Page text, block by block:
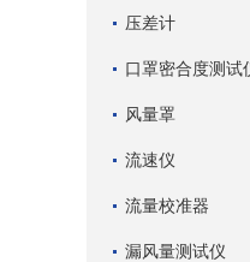
压差计
口罩密合度测试
风量罩
流速仪
流量校准器
漏风量测试仪